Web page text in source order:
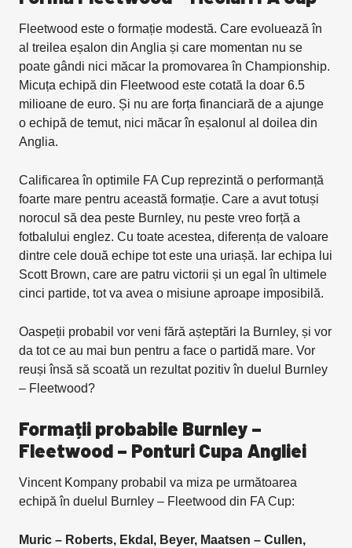
Fleetwood este o formație modestă. Care evoluează în
al treilea eșalon din Anglia și care momentan nu se
poate gândi nici măcar la promovarea în Championship.
Micuța echipă din Fleetwood este cotată la doar 6.5
milioane de euro. Și nu are forța financiară de a ajunge
o echipă de temut, nici măcar în eșalonul al doilea din
Anglia.
Calificarea în optimile FA Cup reprezintă o performanță
foarte mare pentru această formație. Care a avut totuși
norocul să dea peste Burnley, nu peste vreo forță a
fotbalului englez. Cu toate acestea, diferența de valoare
dintre cele două echipe tot este una uriașă. Iar echipa lui
Scott Brown, care are patru victorii și un egal în ultimele
cinci partide, tot va avea o misiune aproape imposibilă.
Oaspeții probabil vor veni fără așteptări la Burnley, și vor
da tot ce au mai bun pentru a face o partidă mare. Vor
reuși însă să scoată un rezultat pozitiv în duelul Burnley
– Fleetwood?
Formații probabile Burnley –
Fleetwood – Ponturi Cupa Angliei
Vincent Kompany probabil va miza pe următoarea
echipă în duelul Burnley – Fleetwood din FA Cup:
Muric – Roberts, Ekdal, Beyer, Maatsen – Cullen,